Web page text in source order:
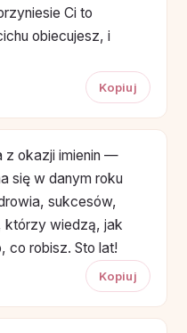
Ci to
obiecujesz, i
Kopiuj
z okazji imienin —
się w danym roku
sukcesów,
którzy wiedzą, jak
co robisz. Sto lat!
Kopiuj